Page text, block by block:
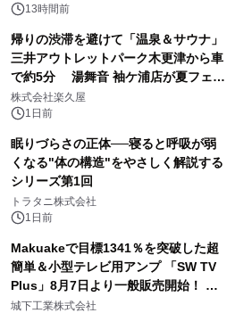
ボグッズも発売決定！
13時間前
帰りの渋滞を避けて「温泉＆サウナ」
三井アウトレットパーク木更津から車
で約5分 湯舞音 袖ケ浦店が夏フェア
メニューを提供
株式会社楽久屋
1日前
眠りづらさの正体──寝ると呼吸が弱
くなる"体の構造"をやさしく解説する
シリーズ第1回
トラタニ株式会社
1日前
Makuakeで目標1341％を突破した超
簡単＆小型テレビ用アンプ 「SW TV
Plus」8月7日より一般販売開始！ ケ
ーブル1本つなぐだけ、テレビの音が
城下工業株式会社